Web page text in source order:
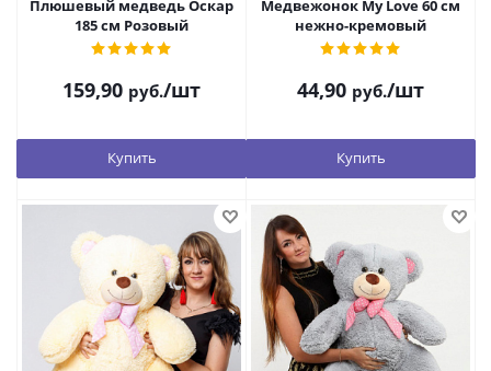
Плюшевый медведь Оскар
185 см Розовый
159,90 руб./шт
Купить
Медвежонок My Love 60 см
нежно-кремовый
44,90 руб./шт
Купить